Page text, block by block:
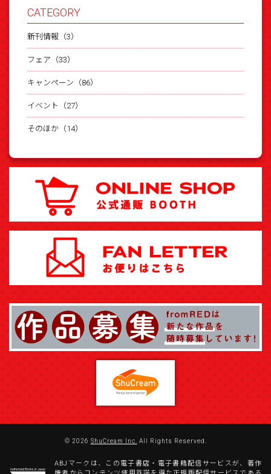
CATEGORY
新刊情報（3）
フェア（33）
キャンペーン（86）
イベント（27）
そのほか（14）
© 2026 ShuCream Inc. All Rights Reserved.
ABJマークは、この電子書店・電子書籍配信サービスが、著作